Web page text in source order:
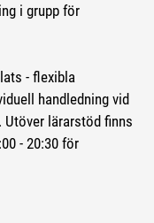
i grupp för
- flexibla
handledning vid
Utöver lärarstöd finns
- 20:30 för